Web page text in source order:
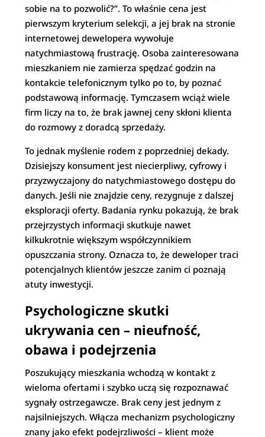
sobie na to pozwolić?”. To właśnie cena jest
pierwszym kryterium selekcji, a jej brak na stronie
internetowej dewelopera wywołuje
natychmiastową frustrację. Osoba zainteresowana
mieszkaniem nie zamierza spędzać godzin na
kontakcie telefonicznym tylko po to, by poznać
podstawową informację. Tymczasem wciąż wiele
firm liczy na to, że brak jawnej ceny skłoni klienta
do rozmowy z doradcą sprzedaży.
To jednak myślenie rodem z poprzedniej dekady.
Dzisiejszy konsument jest niecierpliwy, cyfrowy i
przyzwyczajony do natychmiastowego dostępu do
danych. Jeśli nie znajdzie ceny, rezygnuje z dalszej
eksploracji oferty. Badania rynku pokazują, że brak
przejrzystych informacji skutkuje nawet
kilkukrotnie większym współczynnikiem
opuszczania strony. Oznacza to, że deweloper traci
potencjalnych klientów jeszcze zanim ci poznają
atuty inwestycji.
Psychologiczne skutki
ukrywania cen – nieufność,
obawa i podejrzenia
Poszukujący mieszkania wchodzą w kontakt z
wieloma ofertami i szybko uczą się rozpoznawać
sygnały ostrzegawcze. Brak ceny jest jednym z
najsilniejszych. Włącza mechanizm psychologiczny
znany jako efekt podejrzliwości – klient może